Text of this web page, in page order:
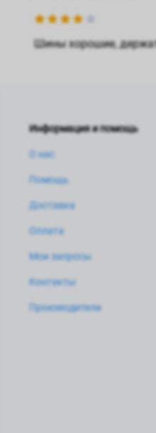
Шины хорошие,
Информация и помощь
О нас
Помощь
Доставка
Оплата
Мои запросы
Контакты
Производители